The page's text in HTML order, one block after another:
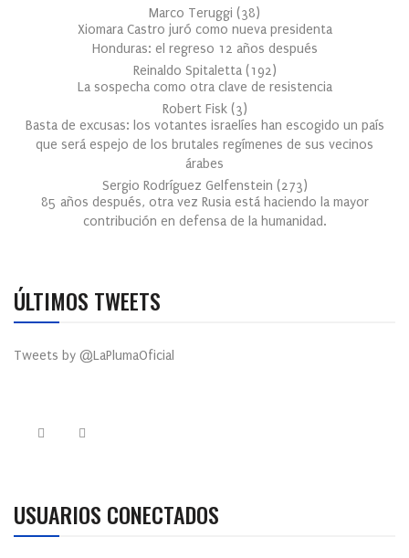
Marco Teruggi (38)
Xiomara Castro juró como nueva presidenta
Honduras: el regreso 12 años después
Reinaldo Spitaletta (192)
La sospecha como otra clave de resistencia
Robert Fisk (3)
Basta de excusas: los votantes israelíes han escogido un país
que será espejo de los brutales regímenes de sus vecinos
árabes
Sergio Rodríguez Gelfenstein (273)
85 años después, otra vez Rusia está haciendo la mayor
contribución en defensa de la humanidad.
ÚLTIMOS TWEETS
Tweets by @LaPlumaOficial
USUARIOS CONECTADOS